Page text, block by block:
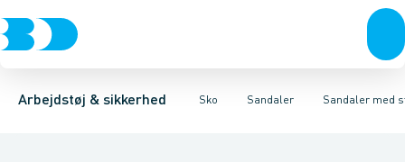
Arbejdstøj & sikkerhed Sko
Trøjer & t-shirtsBukser Overtøj & huerUndertøj & sokkerSko
Sandaler
SkoSandalerTræskoStøvler Sokker SålerTilbehør & Pleje
Sandaler med
Sandaler med velcroSandaler med stålwire